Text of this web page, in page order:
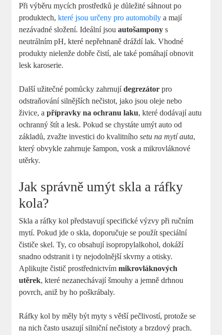
Při výběru mycích prostředků je důležité sáhnout po
produktech,které jsou určeny pro automobily a mají
nezávadné složení. Ideální jsouautošampony s
neutrálním pH, které nepřehnaně dráždí lak. Vhodné
produkty nielenže dobře čistí, ale také pomáhají obnovit
lesk karoserie.
Další užitečné pomůcky zahrnujídegrezátor pro
odstraňování silnějších nečistot, jako jsou oleje nebo
živice, apřípravky na ochranu laku, které dodávají autu
ochranný štít a lesk. Pokud se chystáte umýt auto od
základů, zvažte investici do kvalitníhosetu na mytí auta,
který obvykle zahrnuje šampon, vosk a mikrovláknové
utěrky.
Jak správně umýt skla a ráfky
kola?
Skla a ráfky kol představují specifické výzvy při ručním
mytí. Pokud jde o skla, doporučuje se použít speciální
čističe skel. Ty, co obsahují isopropylalkohol, dokáží
snadno odstranit i ty nejodolnější skvrny a otisky.
Aplikujte čistič prostřednictvímmikrovláknových
utěrek, které nezanechávají šmouhy a jemně drhnou
povrch, aniž by ho poškrábaly.
Ráfky kol by měly být myty s větší pečlivostí, protože se
na nich často usazují silniční nečistoty a brzdový prach.